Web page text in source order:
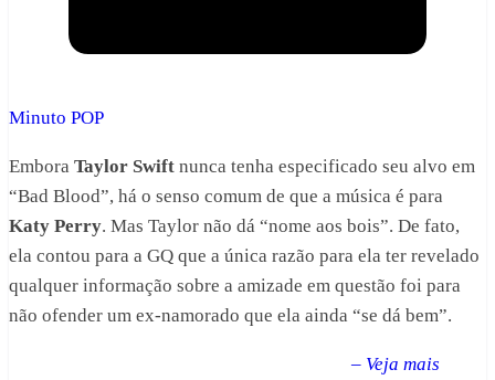
Minuto POP
Embora Taylor Swift nunca tenha especificado seu alvo em
“Bad Blood”, há o senso comum de que a música é para
Katy Perry. Mas Taylor não dá “nome aos bois”. De fato,
ela contou para a GQ que a única razão para ela ter revelado
qualquer informação sobre a amizade em questão foi para
não ofender um ex-namorado que ela ainda “se dá bem”.
– Veja mais